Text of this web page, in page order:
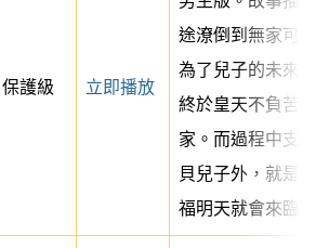
保護級 立即播放
途潦倒到無家可
為了兒子的未來
終於皇天不負苦
家。而過程中支
貝兒子外，就是
福明天就會來臨…